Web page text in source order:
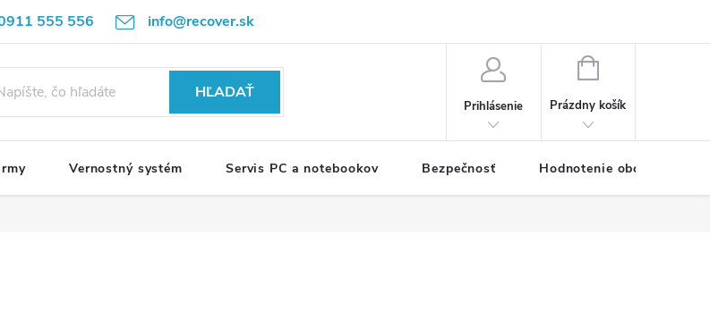
555 556 info@recover.sk
údajov Formulár na odstúpenie od zmluvy
HĽADAŤ
Prihlásenie
NÁKUPNÝ
Prázdny košík
Vernostný systém Servis PC a notebookov Bezpečnosť Hodnotenie obchodu